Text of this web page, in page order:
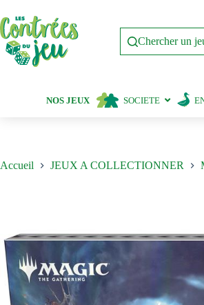
au
contenu
Chercher un
NOS JEUX SOCIETE
Accueil JEUX A COLLECTIONNER